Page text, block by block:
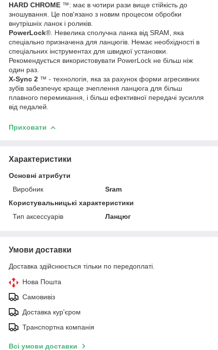
HARD CHROME ™: має в чотири рази вище стійкість до
зношування. Це пов'язано з новим процесом обробки
внутрішніх ланок і роликів.
PowerLock®. Невелика сполучна ланка від SRAM, яка
спеціально призначена для ланцюгів. Немає необхідності в
спеціальних інструментах для швидкої установки.
Рекомендується використовувати PowerLock не більш ніж
один раз.
X-Sync 2 ™ - технологія, яка за рахунок форми агресивних
зубів забезпечує краще зчеплення ланцюга для більш
плавного перемикання, і більш ефективної передачі зусилля
від педалей.
Приховати
Характеристики
Основні атрибути
Виробник
Sram
Користувальницькі характеристики
Тип аксессуарів
Ланцюг
Умови доставки
Доставка здійснюється тільки по передоплаті.
Нова Пошта
Самовивіз
Доставка кур'єром
Транспортна компанія
Всі умови доставки